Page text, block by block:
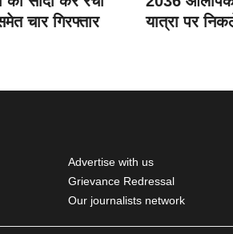
चार गिरफ्तार
यात्रा पर
Advertise with us
Grievance Redressal
Our journalists network